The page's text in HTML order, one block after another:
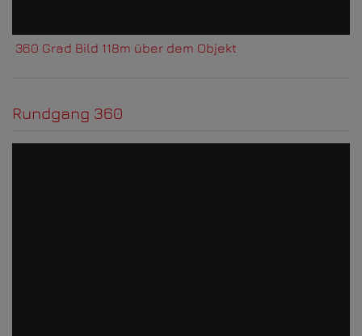
360 Grad Bild 118m über dem Objekt
Rundgang 360